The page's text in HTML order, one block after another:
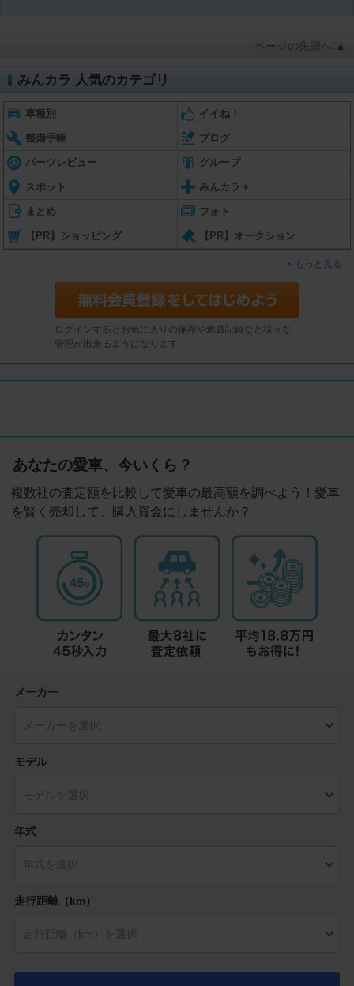
ページの先頭へ ▲
みんカラ 人気のカテゴリ
車種別 イイね！
整備手帳 ブログ
パーツレビュー グループ
スポット みんカラ＋
まとめ フォト
【PR】ショッピング 【PR】オークション
もっと見る
ログインするとお気に入りの保存や燃費記録など様々な
管理が出来るようになります
あなたの愛車、今いくら？
複数社の査定額を比較して愛車の最高額を調べよう！愛車
を賢く売却して、購入資金にしませんか？
メーカー
モデル
年式
走行距離（km）